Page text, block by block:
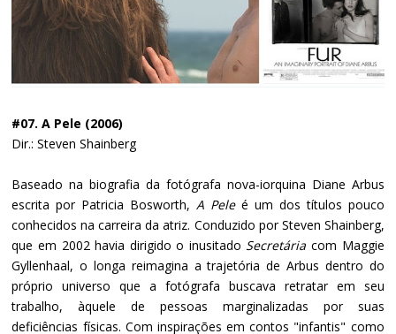
#07. A Pele (2006)
Dir.: Steven Shainberg
Baseado na biografia da fotógrafa nova-iorquina Diane Arbus
escrita por Patricia Bosworth,A Pele é um dos títulos pouco
conhecidos na carreira da atriz. Conduzido por Steven Shainberg,
que em 2002 havia dirigido o inusitado Secretária com Maggie
Gyllenhaal, o longa reimagina a trajetória de Arbus dentro do
próprio universo que a fotógrafa buscava retratar em seu
trabalho, àquele de pessoas marginalizadas por suas
deficiências físicas. Com inspirações em contos "infantis" como